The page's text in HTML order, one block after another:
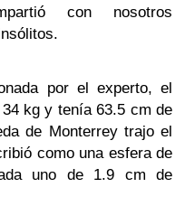
con nosotros
por el experto, el
kg y tenía 63.5 cm de
de Monterrey trajo el
como una esfera de
uno de 1.9 cm de